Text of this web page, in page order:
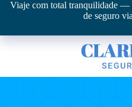
Pular
conteúdo
Viaje com total tranquilidade —
de seguro